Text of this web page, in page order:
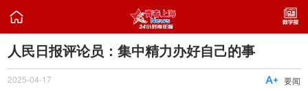

人民日报评论员：集中精力办好自己的事
2025-04-17 要闻
